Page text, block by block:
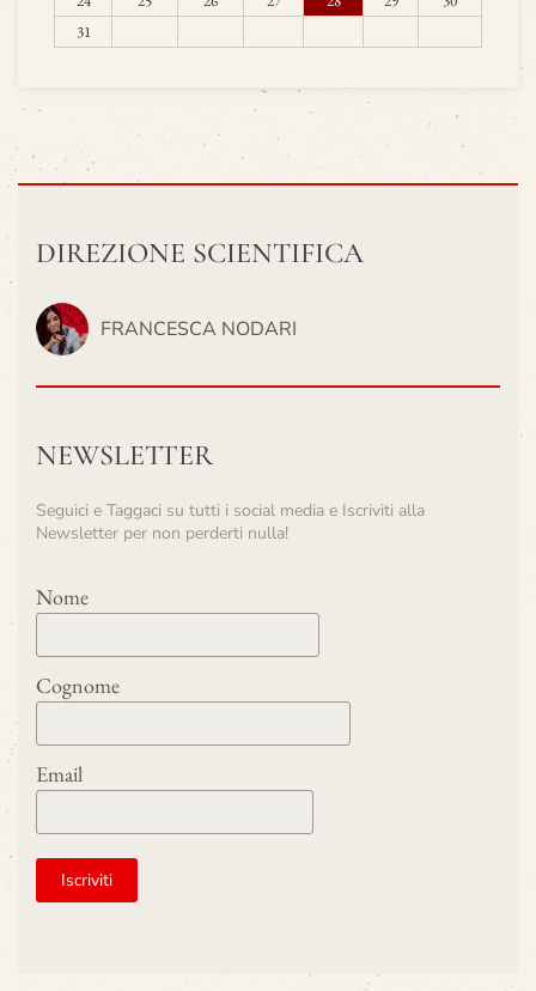
31
DIREZIONE SCIENTIFICA
FRANCESCA NODARI
NEWSLETTER
Seguici e Taggaci su tutti i social media e Iscriviti alla
Newsletter per non perderti nulla!
Nome
Cognome
Email